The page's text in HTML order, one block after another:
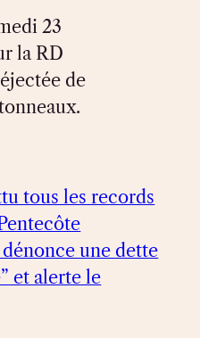
23
la RD
de
tous les records
une dette
et alerte le